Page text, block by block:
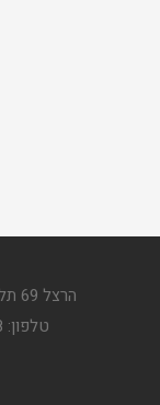
טלפון: 03-6836938 | פקס: 03-6818922